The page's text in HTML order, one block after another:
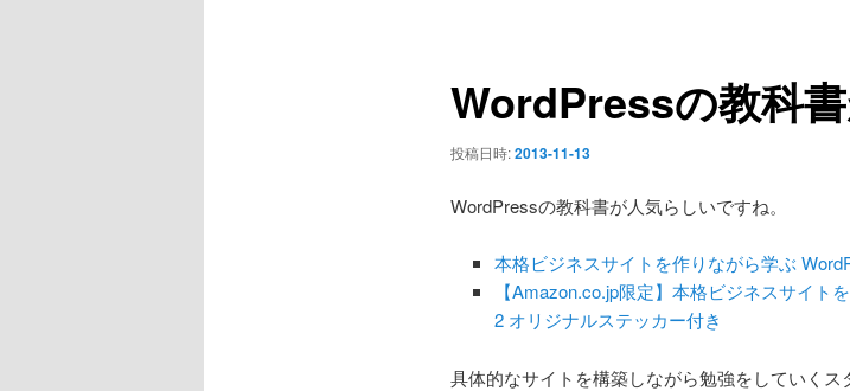
WordPressの教科
投稿日時:2013-11-13
WordPressの教科書が人気らしいですね。
本格ビジネスサイトを作りながら学ぶ
【Amazon.co.jp限定】本格ビジネスサイト
2 オリジナルステッカー付き
具体的なサイトを構築しながら勉強をしていく